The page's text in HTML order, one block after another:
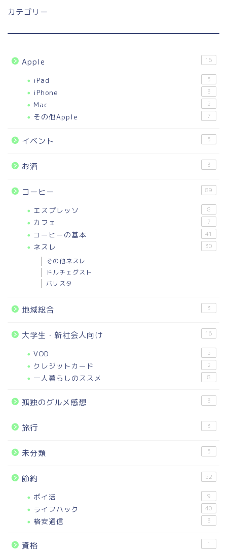
カテゴリー
Apple 16
iPad 5
iPhone 3
Mac 2
その他Apple 7
イベント 5
お酒 3
コーヒー 89
エスプレッソ 8
カフェ 7
コーヒーの基本 41
ネスレ 30
その他ネスレ
ドルチェグスト
バリスタ
地域総合 3
大学生・新社会人向け 16
VOD 5
クレジットカード 2
一人暮らしのススメ 8
孤独のグルメ感想 3
旅行 3
未分類 5
節約 52
ポイ活 9
ライフハック 40
格安通信 3
資格 1